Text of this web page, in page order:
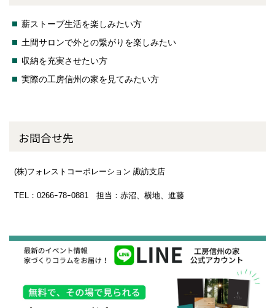
薪ストーブ生活を楽しみたい方
土間サロンで外との繋がりを楽しみたい
収納を充実させたい方
実際の工房信州の家を見てみたい方
お問合せ先
(株)フォレストコーポレーション 諏訪支店
TEL：0266ｰ78ｰ0881 担当：赤沼、横地、進藤